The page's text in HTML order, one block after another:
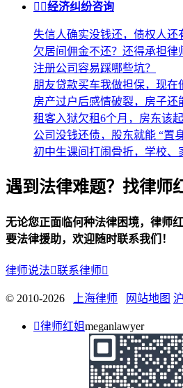
 经济纠纷咨询
失信人确实没钱还，债权人还
欠居间佣金不还？还得承担律
注册公司容易踩哪些坑？
朋友贷款买车我做担保，现在
房产过户后感情破裂，房子还
租客入狱欠租6个月，房东该
公司没钱还债，股东就能 “置
初中生课间打闹骨折，学校、
遇到法律难题？找律师
无论您正面临何种法律困境，律师
要法律援助，欢迎随时联系我们！
律师说法联系律师
© 2010-2026 上海律师 网站地图
律师红姐meganlawyer